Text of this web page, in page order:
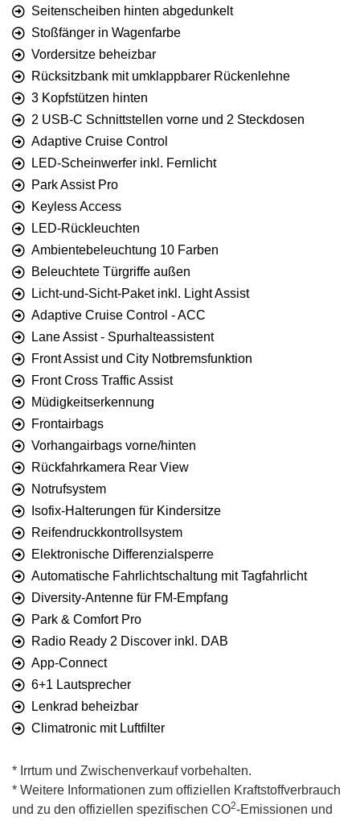
Seitenscheiben hinten abgedunkelt
Stoßfänger in Wagenfarbe
Vordersitze beheizbar
Rücksitzbank mit umklappbarer Rückenlehne
3 Kopfstützen hinten
2 USB-C Schnittstellen vorne und 2 Steckdosen
Adaptive Cruise Control
LED-Scheinwerfer inkl. Fernlicht
Park Assist Pro
Keyless Access
LED-Rückleuchten
Ambientebeleuchtung 10 Farben
Beleuchtete Türgriffe außen
Licht-und-Sicht-Paket inkl. Light Assist
Adaptive Cruise Control - ACC
Lane Assist - Spurhalteassistent
Front Assist und City Notbremsfunktion
Front Cross Traffic Assist
Müdigkeitserkennung
Frontairbags
Vorhangairbags vorne/hinten
Rückfahrkamera Rear View
Notrufsystem
Isofix-Halterungen für Kindersitze
Reifendruckkontrollsystem
Elektronische Differenzialsperre
Automatische Fahrlichtschaltung mit Tagfahrlicht
Diversity-Antenne für FM-Empfang
Park & Comfort Pro
Radio Ready 2 Discover inkl. DAB
App-Connect
6+1 Lautsprecher
Lenkrad beheizbar
Climatronic mit Luftfilter
* Irrtum und Zwischenverkauf vorbehalten.
* Weitere Informationen zum offiziellen Kraftstoffverbrauch
und zu den offiziellen spezifischen CO2-Emissionen und